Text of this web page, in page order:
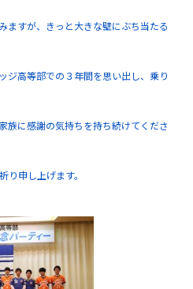
ますが、きっと大きな壁にぶち当たる
ジ高等部での３年間を思い出し、乗り
族に感謝の気持ちを持ち続けてくださ
り申し上げます。